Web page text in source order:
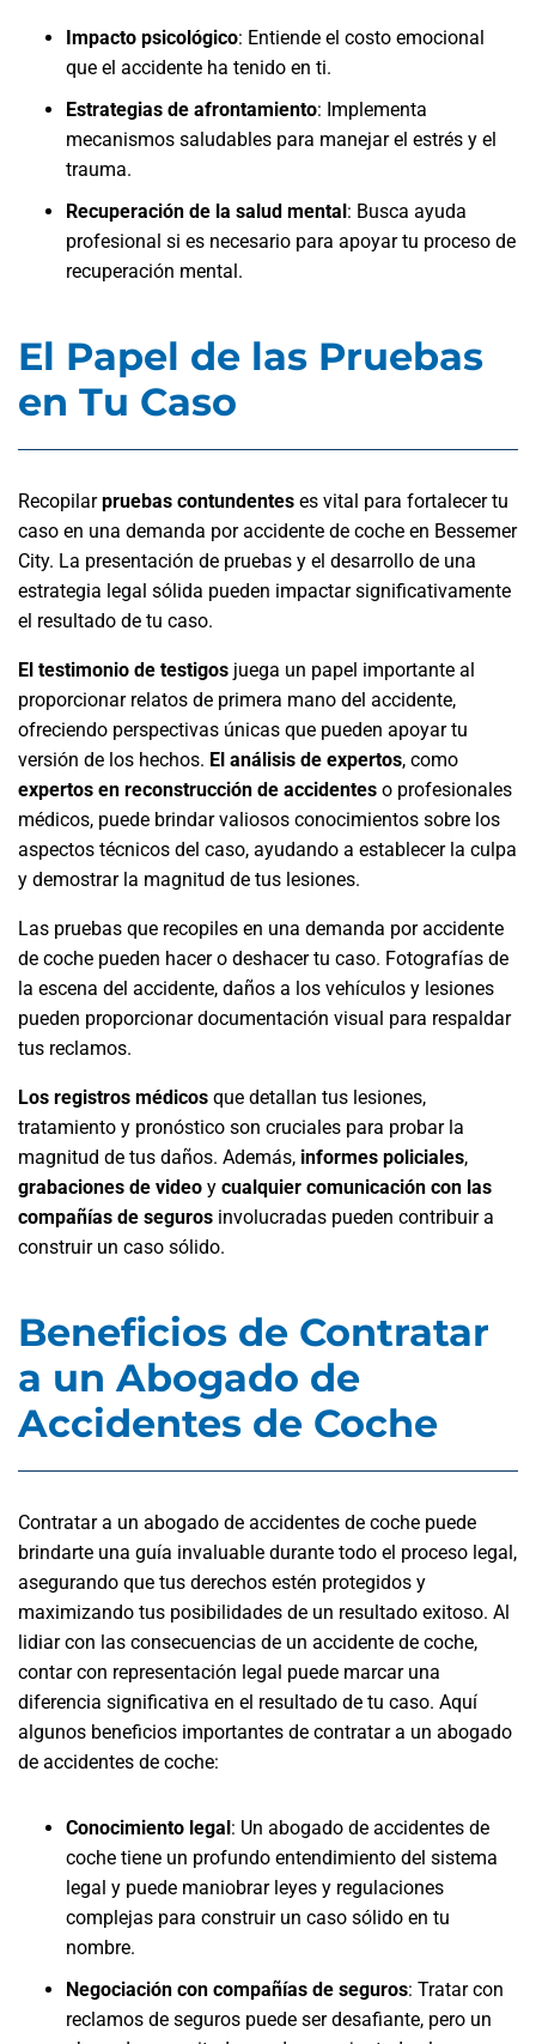
Impacto psicológico: Entiende el costo emocional
que el accidente ha tenido en ti.
Estrategias de afrontamiento: Implementa
mecanismos saludables para manejar el estrés y el
trauma.
Recuperación de la salud mental: Busca ayuda
profesional si es necesario para apoyar tu proceso de
recuperación mental.
El Papel de las Pruebas
en Tu Caso
Recopilarpruebas contundentes es vital para fortalecer tu
caso en una demanda por accidente de coche en Bessemer
City. La presentación de pruebas y el desarrollo de una
estrategia legal sólida pueden impactar significativamente
el resultado de tu caso.
El testimonio de testigos juega un papel importante al
proporcionar relatos de primera mano del accidente,
ofreciendo perspectivas únicas que pueden apoyar tu
versión de los hechos. El análisis de expertos, como
expertos en reconstrucción de accidentes o profesionales
médicos, puede brindar valiosos conocimientos sobre los
aspectos técnicos del caso, ayudando a establecer la culpa
y demostrar la magnitud de tus lesiones.
Las pruebas que recopiles en una demanda por accidente
de coche pueden hacer o deshacer tu caso. Fotografías de
la escena del accidente, daños a los vehículos y lesiones
pueden proporcionar documentación visual para respaldar
tus reclamos.
Los registros médicos que detallan tus lesiones,
tratamiento y pronóstico son cruciales para probar la
magnitud de tus daños. Además, informes policiales,
grabaciones de video y cualquier comunicación con las
compañías de seguros involucradas pueden contribuir a
construir un caso sólido.
Beneficios de Contratar
a un Abogado de
Accidentes de Coche
Contratar a un abogado de accidentes de coche puede
brindarte una guía invaluable durante todo el proceso legal,
asegurando que tus derechos estén protegidos y
maximizando tus posibilidades de un resultado exitoso. Al
lidiar con las consecuencias de un accidente de coche,
contar con representación legal puede marcar una
diferencia significativa en el resultado de tu caso. Aquí
algunos beneficios importantes de contratar a un abogado
de accidentes de coche:
Conocimiento legal: Un abogado de accidentes de
coche tiene un profundo entendimiento del sistema
legal y puede maniobrar leyes y regulaciones
complejas para construir un caso sólido en tu
nombre.
Negociación con compañías de seguros: Tratar con
reclamos de seguros puede ser desafiante, pero un